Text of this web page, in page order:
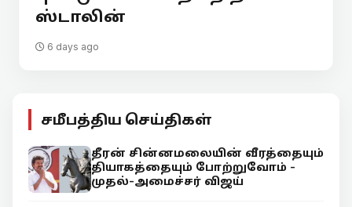
ஸ்டாலின்
6 days ago
சமீபத்திய செய்திகள்
தீரன் சின்னமலையின் வீரத்தையும்
தியாகத்தையும் போற்றுவோம் -
முதல்-அமைச்சர் விஜய்